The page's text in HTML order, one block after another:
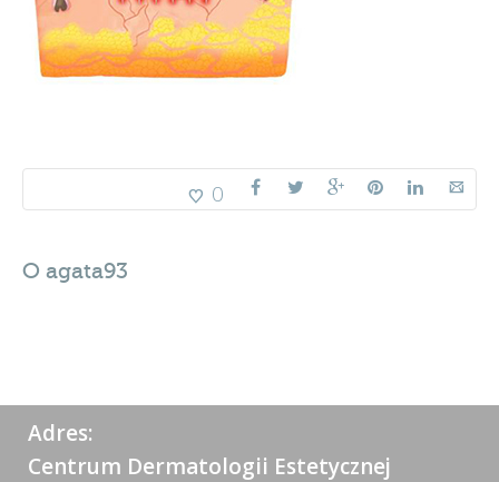
0
O agata93
Adres:
Centrum Dermatologii Estetycznej